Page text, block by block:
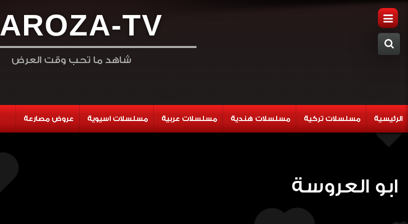
AROZA-TV
شاهد ما تحب وقت العرض
الرئيسية مسلسلات تركية مسلسلات هندية مسلسلات عربية مسلسلات اسيوية عروض مصارعة
ابو العروسة